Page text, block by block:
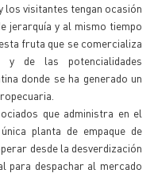
visitantes tengan ocasión
jerarquía y al mismo tiempo
fruta que se comercializa
de las potencialidades
donde se ha generado un
que administra en el
planta de empaque de
desde la desverdización
para despachar al mercado